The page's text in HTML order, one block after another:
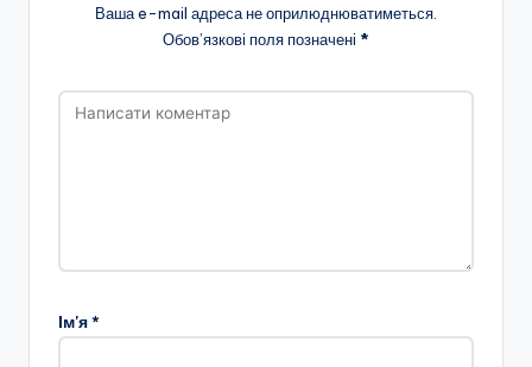
Ваша e-mail адреса не оприлюднюватиметься.
Обов’язкові поля позначені *
Ім'я*